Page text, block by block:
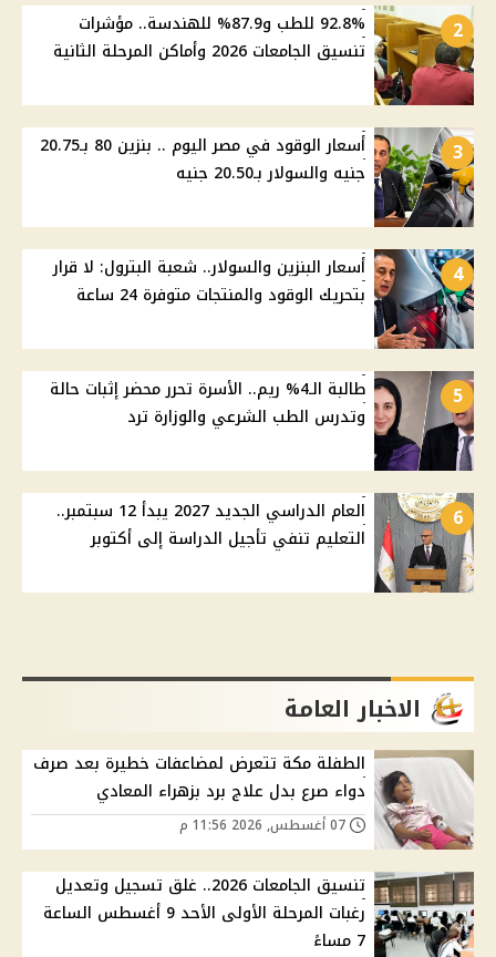
2
92.8% للطب و87.9% للهندسة.. مؤشرات
تنسيق الجامعات 2026 وأماكن المرحلة الثانية
3
أسعار الوقود في مصر اليوم .. بنزين 80 بـ20.75
جنيه والسولار بـ20.50 جنيه
4
أسعار البنزين والسولار.. شعبة البترول: لا قرار
بتحريك الوقود والمنتجات متوفرة 24 ساعة
5
طالبة الـ4% ريم.. الأسرة تحرر محضر إثبات حالة
وتدرس الطب الشرعي والوزارة ترد
6
العام الدراسي الجديد 2027 يبدأ 12 سبتمبر..
التعليم تنفي تأجيل الدراسة إلى أكتوبر
الاخبار العامة
الطفلة مكة تتعرض لمضاعفات خطيرة بعد صرف
دواء صرع بدل علاج برد بزهراء المعادي
تنسيق الجامعات 2026.. غلق تسجيل وتعديل
رغبات المرحلة الأولى الأحد 9 أغسطس الساعة
7 مساءً